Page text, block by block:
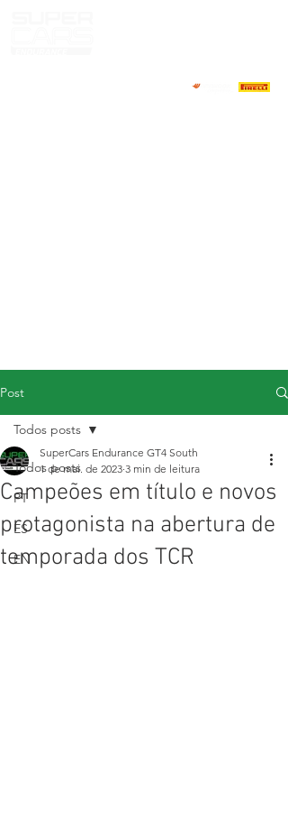
Post
Todos posts
PT
ES
EN
Todos posts
Campeões em título e novos
protagonista na abertura de
temporada dos TCR
SuperCars Endurance GT4 South
1 de mai. de 2023 3 min de leitura